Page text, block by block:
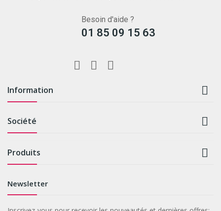
Besoin d'aide ?
01 85 09 15 63
Information 
Société 
Produits 
Newsletter